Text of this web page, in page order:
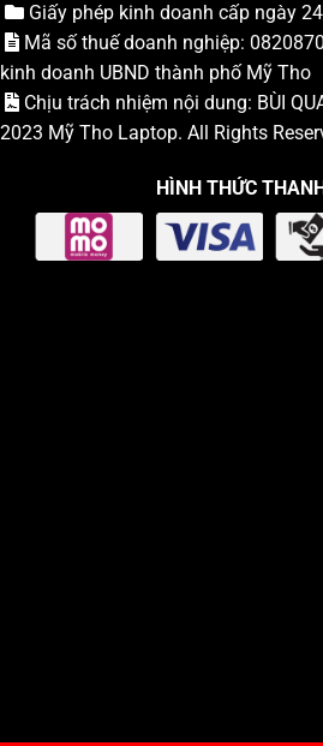
Giấy phép kinh doanh cấp ngày
Mã số thuế doanh nghiệp:
kinh doanh UBND thành phố Mỹ Tho
Chịu trách nhiệm nội dung: BÙI
2023 Mỹ Tho Laptop. All Rights
HÌNH THỨC